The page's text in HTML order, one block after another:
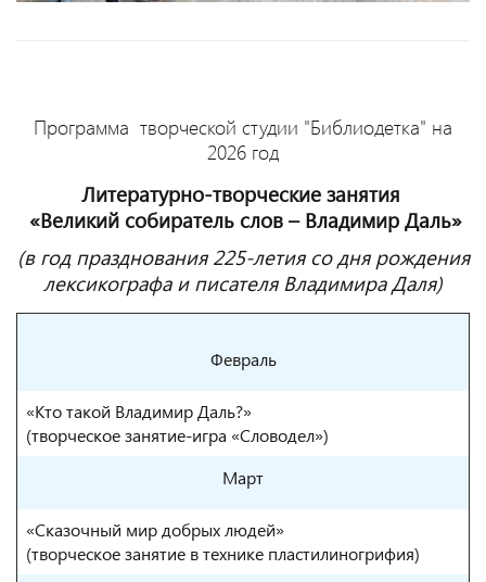
Программа творческой студии "Библиодетка" на
2026 год
Литературно-творческие занятия
«Великий собиратель слов – Владимир Даль»
(в год празднования 225-летия со дня рождения
лексикографа и писателя Владимира Даля)
Февраль
«Кто такой Владимир Даль?»
(творческое занятие-игра «Словодел»)
Март
«Сказочный мир добрых людей»
(творческое занятие в технике пластилиногрифия)